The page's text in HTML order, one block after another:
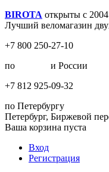
BIROTA открыты с 2004
Лучший веломагазин
+7 800 250-27-10
по
и России
+7 812 925-09-32
по Петербургу
Петербург, Биржевой
Ваша корзина пуста
Вход
Регистрация